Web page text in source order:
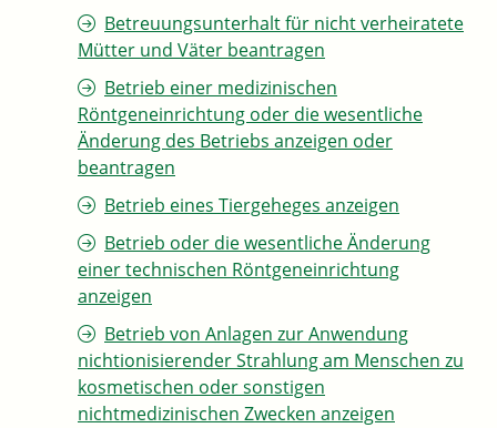
Betreuungsunterhalt für nicht verheiratete
Mütter und Väter beantragen
Betrieb einer medizinischen
Röntgeneinrichtung oder die wesentliche
Änderung des Betriebs anzeigen oder
beantragen
Betrieb eines Tiergeheges anzeigen
Betrieb oder die wesentliche Änderung
einer technischen Röntgeneinrichtung
anzeigen
Betrieb von Anlagen zur Anwendung
nichtionisierender Strahlung am Menschen zu
kosmetischen oder sonstigen
nichtmedizinischen Zwecken anzeigen